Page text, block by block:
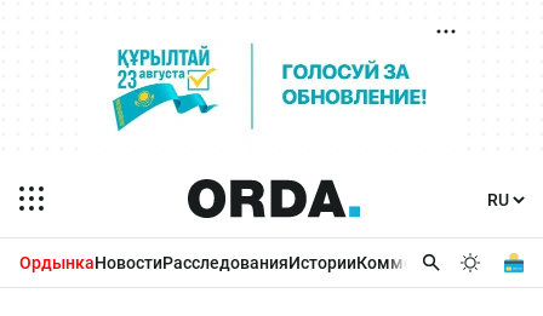
ОрдынкаНовостиРасследованияИсторииКомментарииБизнес